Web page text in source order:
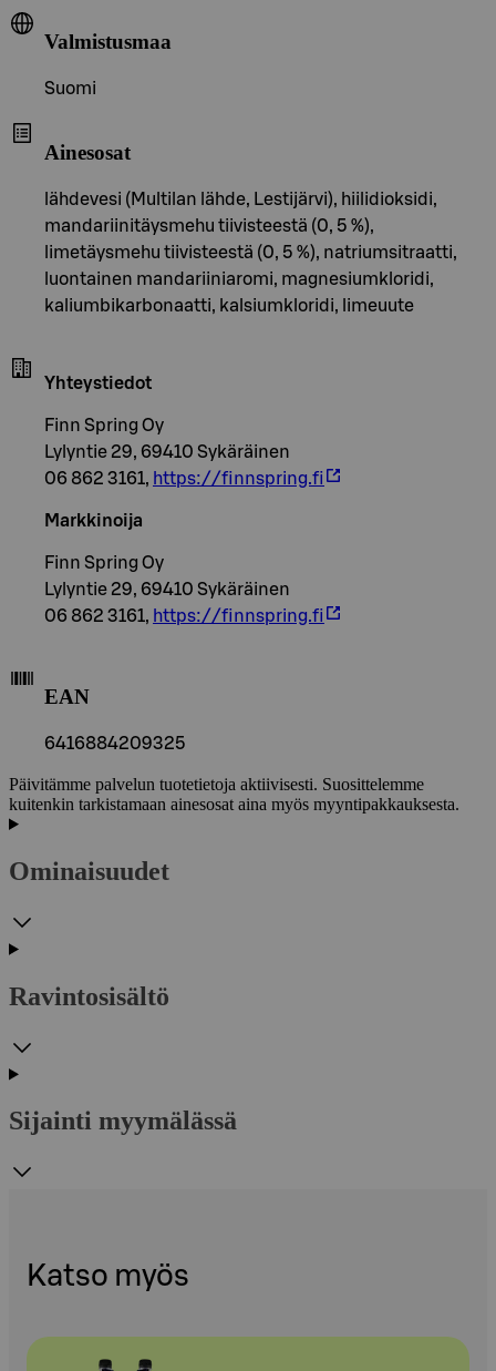
Valmistusmaa
Suomi
Ainesosat
lähdevesi (Multilan lähde, Lestijärvi), hiilidioksidi,
mandariinitäysmehu tiivisteestä (0, 5 %),
limetäysmehu tiivisteestä (0, 5 %), natriumsitraatti,
luontainen mandariiniaromi, magnesiumkloridi,
kaliumbikarbonaatti, kalsiumkloridi, limeuute
Yhteystiedot
Finn Spring Oy
Lylyntie 29, 69410 Sykäräinen
06 862 3161, https://finnspring.fi
Markkinoija
Finn Spring Oy
Lylyntie 29, 69410 Sykäräinen
06 862 3161, https://finnspring.fi
EAN
6416884209325
Päivitämme palvelun tuotetietoja aktiivisesti. Suosittelemme
kuitenkin tarkistamaan ainesosat aina myös myyntipakkauksesta.
Ominaisuudet
Ravintosisältö
Sijainti myymälässä
Katso myös